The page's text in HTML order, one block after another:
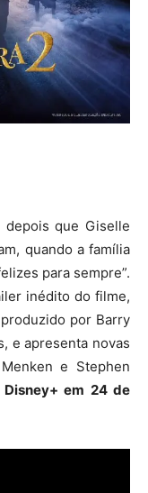
depois que Giselle
quando a família
para sempre”.
inédito do filme,
por Barry
e apresenta novas
e Stephen
Disney+ em 24 de